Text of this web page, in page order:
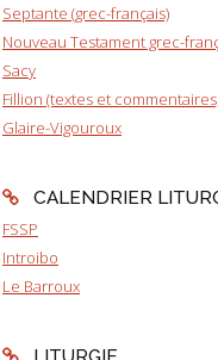
Septante (grec-français)
Nouveau Testament grec-
Sacy
Fillion (textes et
Glaire-Vigouroux
CALENDRIER
FSSP
Introibo
Le Barroux